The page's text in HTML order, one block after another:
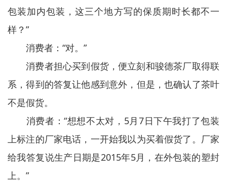
包装加内包装，这三个地方写的保质期时长都不一
样？”
消费者：“对。”
消费者担心买到假货，便立刻和骏德茶厂取得联
系，得到的答复让他感到意外，但是，也确认了茶叶
不是假货。
消费者：“想想不太对，5月7日下午我打了包装
上标注的厂家电话，一开始我以为买着假货了。厂家
给我答复说生产日期是2015年5月，在外包装的塑封
上。”